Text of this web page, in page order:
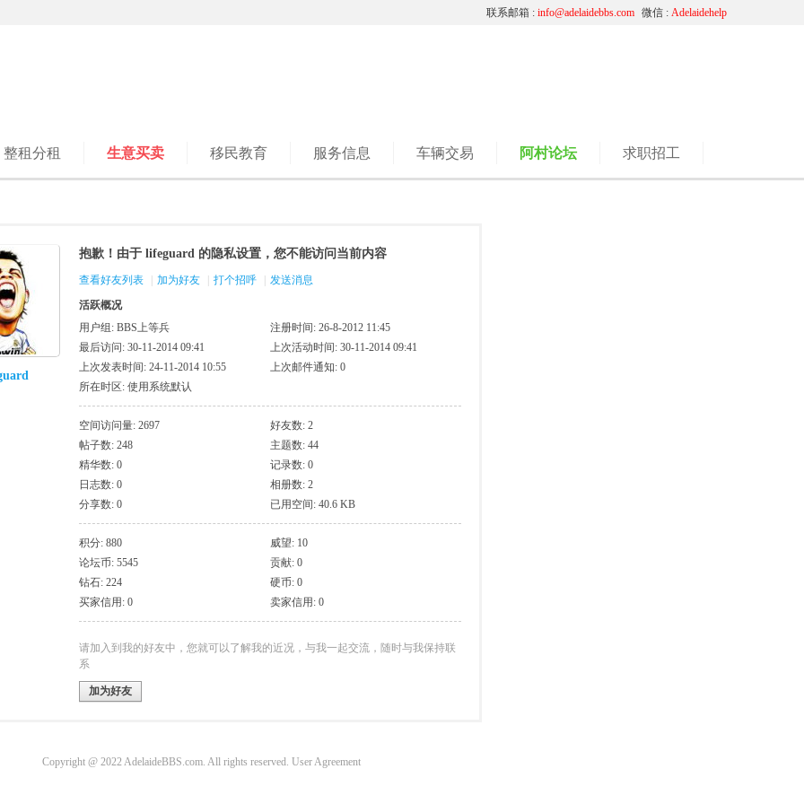
微信 : Adelaidehelp
联系邮箱 : info@adelaidebbs.com
整租分租 生意买卖 移民教育 服务信息 车辆交易 阿村论坛 求职招工
抱歉！由于 lifeguard 的隐私设置，您不能访问当前内容
查看好友列表 加为好友 打个招呼
发送消息
活跃概况
用户组: BBS上等兵
注册时间: 26-8-2012 11:45
最后访问: 30-11-2014 09:41
上次活动时间: 30-11-2014 09:41
上次发表时间: 24-11-2014 10:55
上次邮件通知: 0
所在时区: 使用系统默认
空间访问量: 2697
好友数: 2
帖子数: 248
主题数: 44
精华数: 0
记录数: 0
日志数: 0
相册数: 2
分享数: 0
已用空间: 40.6 KB
积分: 880
威望: 10
论坛币: 5545
贡献: 0
钻石: 224
硬币: 0
买家信用: 0
卖家信用: 0
请加入到我的好友中，您就可以了解我的近况，与我一起交流，随时与我保持联
系
加为好友
Copyright @ 2022 AdelaideBBS.com. All rights reserved. User Agreement